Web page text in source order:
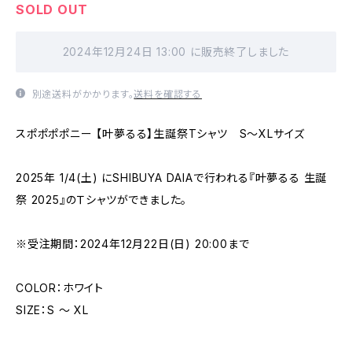
SOLD OUT
2024年12月24日 13:00 に販売終了しました
別途送料がかかります。送料を確認する
スポポポポニー 【叶夢るる】生誕祭Tシャツ S〜XLサイズ
2025年 1/4(土) にSHIBUYA DAIAで行われる『叶夢るる 生誕
祭 2025』のＴシャツができました。
※受注期間：2024年12月22日(日) 20:00まで
COLOR：ホワイト
SIZE：S 〜 XL